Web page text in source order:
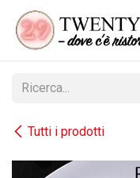
Passa al contenuto
Tutti i prodotti